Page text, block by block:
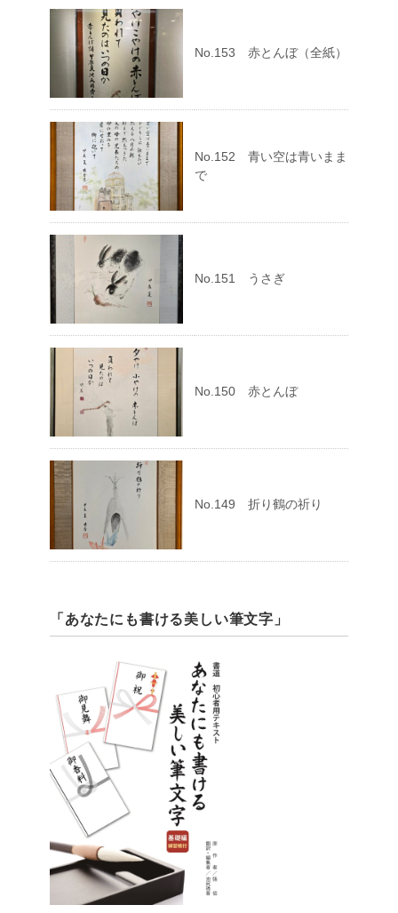
No.153 赤とんぼ（全紙）
No.152 青い空は青いまま
で
No.151 うさぎ
No.150 赤とんぼ
No.149 折り鶴の祈り
「あなたにも書ける美しい筆文字」